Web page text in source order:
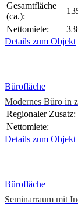
Gesamtfläche
(ca.):
Nettomiete:
Details zum Objekt
Bürofläche
Modernes Büro in
Regionaler Zusatz:
Nettomiete:
Details zum Objekt
Bürofläche
Seminarraum mit